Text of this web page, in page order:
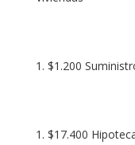
$1.200
$17.400